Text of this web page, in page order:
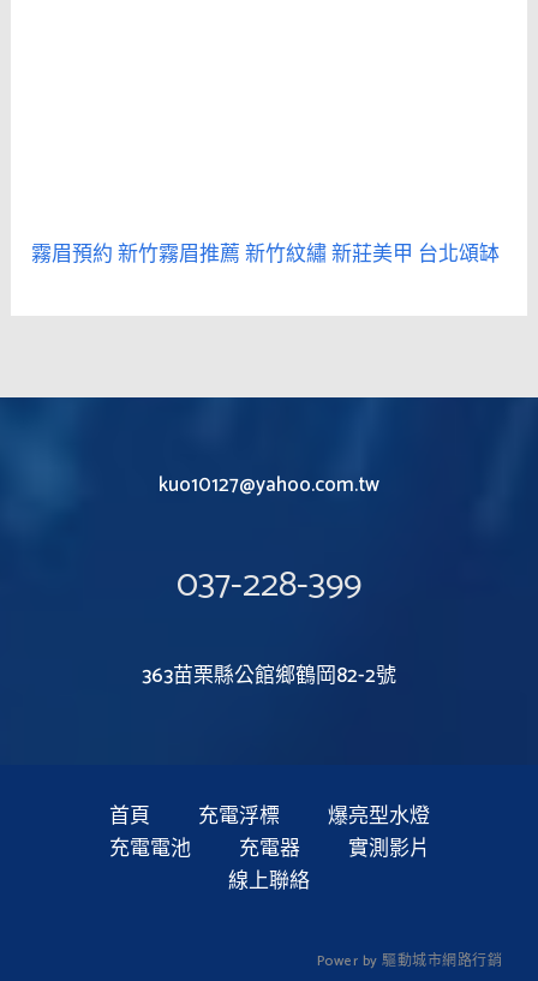
霧眉預約新竹霧眉推薦新竹紋繡新莊美甲 台北頌缽
kuo10127@yahoo.com.tw
037-228-399
363苗栗縣公館鄉鶴岡82-2號
首頁 充電浮標
爆亮型水燈
充電電池
充電器
實測影片
線上聯絡
Power by 驅動城市網路行銷